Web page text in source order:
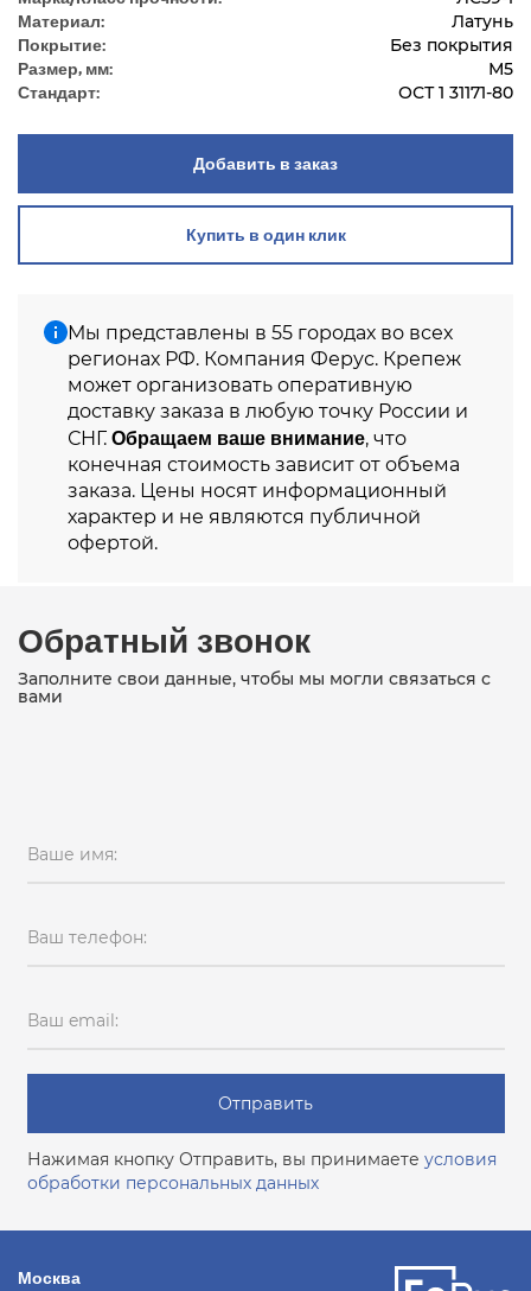
Материал: Латунь
Покрытие: Без покрытия
Размер, мм: М5
Стандарт: ОСТ 1 31171-80
Добавить в заказ
Купить в один клик
Мы представлены в 55 городах во всех
регионах РФ. Компания Ферус. Крепеж
может организовать оперативную
доставку заказа в любую точку России и
СНГ. Обращаем ваше внимание, что
конечная стоимость зависит от объема
заказа. Цены носят информационный
характер и не являются публичной
офертой.
Обратный звонок
Заполните свои данные, чтобы мы могли связаться с
вами
Ваше имя:
Ваш телефон:
Ваш email:
Отправить
Нажимая кнопку Отправить, вы принимаете условия
обработки персональных данных
Москва